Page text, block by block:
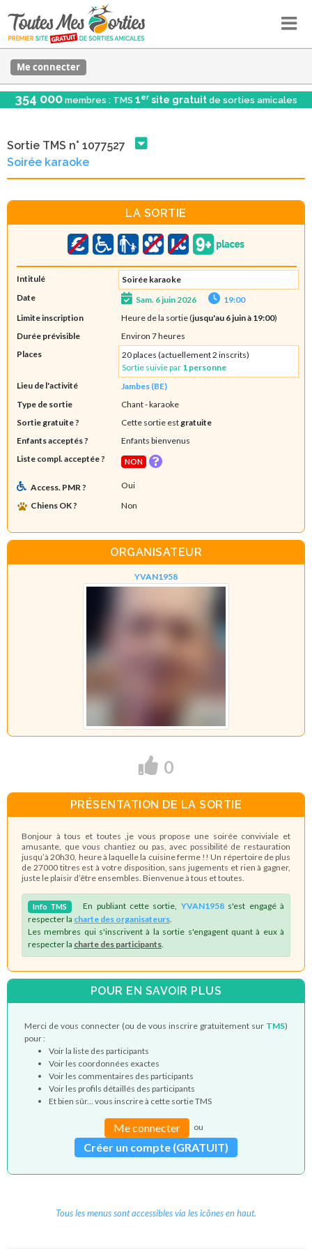
Me connecter
354 000 membres : TMS 1er site gratuit de sorties amicales
Sortie TMS n° 1077527
Soirée karaoke
LA SORTIE
Intitulé
Soirée karaoke
Date
Sam. 6 juin 2026
19:00
Limite inscription
Heure de la sortie (jusqu'au 6 juin à 19:00)
Durée prévisible
Environ 7 heures
Places
20 places (actuellement 2 inscrits)
Sortie suivie par 1 personne
Lieu de l'activité
Jambes (BE)
Type de sortie
Chant - karaoke
Sortie gratuite ?
Cette sortie est gratuite
Enfants acceptés ?
Enfants bienvenus
Liste compl. acceptée ?
NON
Access. PMR ?
Oui
Chiens OK ?
Non
ORGANISATEUR
YVAN1958
0
PRÉSENTATION DE LA SORTIE
Bonjour à tous et toutes ,je vous propose une soirée conviviale et
amusante, que vous chantiez ou pas, avec possibilité de restauration
jusqu’à 20h30, heure à laquelle la cuisine ferme !! Un répertoire de plus
de 27000 titres est à votre disposition, sans jugements et rien à gagner,
juste le plaisir d’être ensembles. Bienvenue à tous et toutes.
Info TMS En publiant cette sortie, YVAN1958s'est engagé à
respecter la charte des organisateurs
Les membres qui s'inscrivent à la sortie s'engagent quant à eux à
respecter la charte des participants
POUR EN SAVOIR PLUS
Merci de vous connecter (ou de vous inscrire gratuitement sur TMS)
pour :
Voir la liste des participants
Voir les coordonnées exactes
Voir les commentaires des participants
Voir les profils détaillés des participants
Et bien sûr... vous inscrire à cette sortie TMS
Me connecter ou
Créer un compte (GRATUIT)
Tous les menus sont accessibles via les icônes en haut.